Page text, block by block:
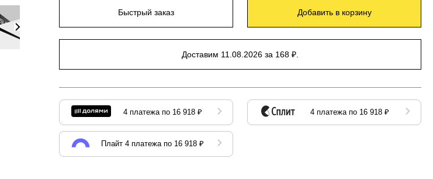
Быстрый заказ Добавить в корзину
Доставим 11.08.2026 за 168 ₽.
4 платежа по 16 918 ₽ 4 платежа по 16 918 ₽
Плайт 4 платежа по 16 918 ₽